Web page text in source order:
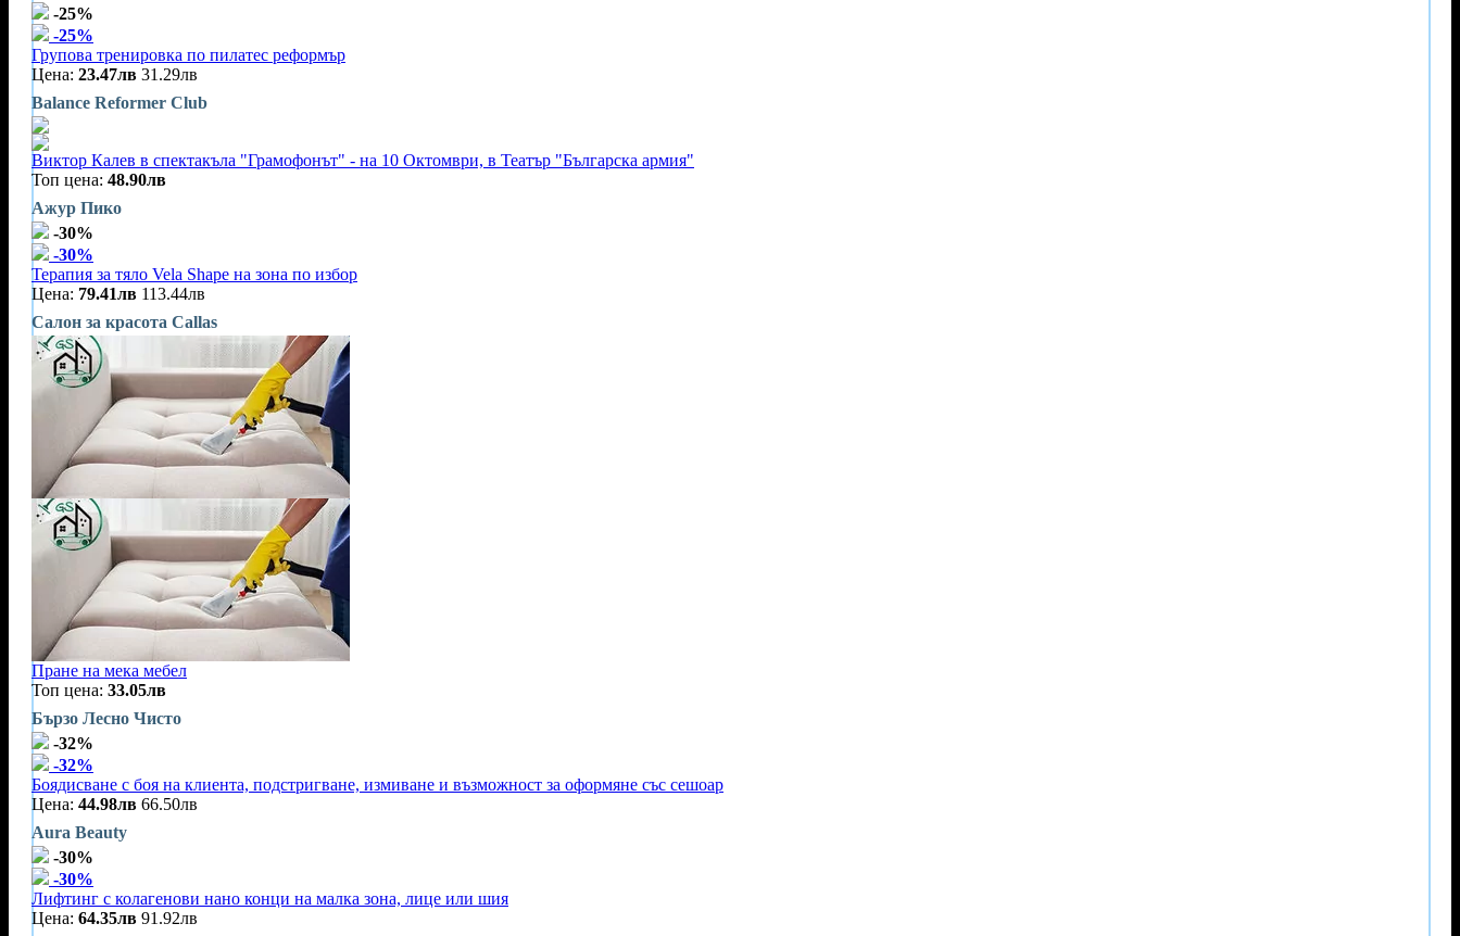
-25%
-25%
Групова тренировка по пилатес реформър
Цена: 23.47лв 31.29лв
Balance Reformer Club
Виктор Калев в спектакъла "Грамофонът" - на 10 Октомври, в Театър "Българска армия"
Топ цена: 48.90лв
Ажур Пико
-30%
-30%
Терапия за тяло Vela Shape на зона по избор
Цена: 79.41лв 113.44лв
Салон за красота Callas
Пране на мека мебел
Топ цена: 33.05лв
Бързо Лесно Чисто
-32%
-32%
Боядисване с боя на клиента, подстригване, измиване и възможност за оформяне със сешоар
Цена: 44.98лв 66.50лв
Aura Beauty
-30%
-30%
Лифтинг с колагенови нано конци на малка зона, лице или шия
Цена: 64.35лв 91.92лв